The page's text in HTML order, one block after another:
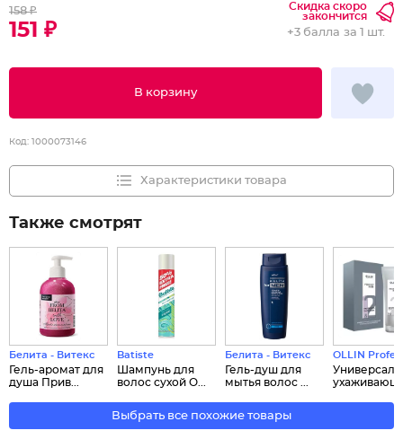
158 ₽
151 ₽
Скидка скоро
закончится
В корзину
+3 балла за 1 шт.
Код: 1000073146
Характеристики товара
Также смотрят
Белита - Витекс
Гель-аромат для
душа Прив...
Batiste
Шампунь для
волос сухой O...
Белита - Витекс
Гель-душ для
мытья волос ...
OLLIN
Выбрать все похожие товары